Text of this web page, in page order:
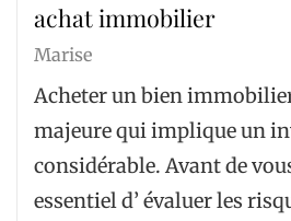
achat immobilier
Marise
Acheter un bien
majeure qui implique un
considérable. Avant de
essentiel d’ évaluer les